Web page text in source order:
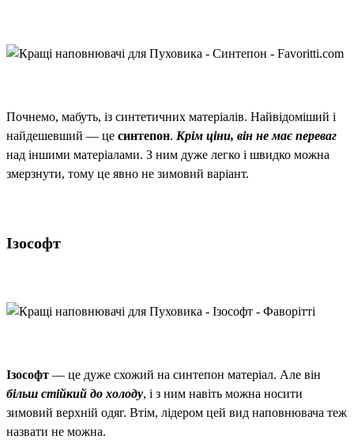
Почнемо, мабуть, із синтетичних матеріалів. Найвідоміший і
найдешевший — це синтепон. Крім ціни, він не має переваг
над іншими матеріалами. З ним дуже легко і швидко можна
змерзнути, тому це явно не зимовий варіант.
Ізософт
Ізософт — це дуже схожий на синтепон матеріал. Але він
більш стійкий до холоду, і з ним навіть можна носити
зимовий верхній одяг. Втім, лідером цей вид наповнювача теж
назвати не можна.